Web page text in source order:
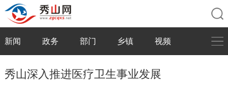
新闻 政务 部门 乡镇 视频
秀山深入推进医疗卫生事业发展